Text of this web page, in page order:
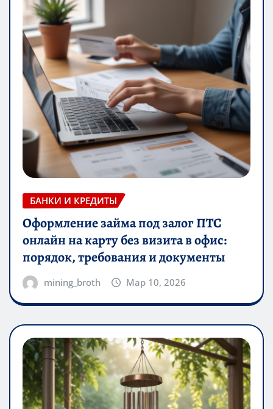
БАНКИ И КРЕДИТЫ
Оформление займа под залог ПТС
онлайн на карту без визита в офис:
порядок, требования и документы
mining_broth Мар 10, 2026